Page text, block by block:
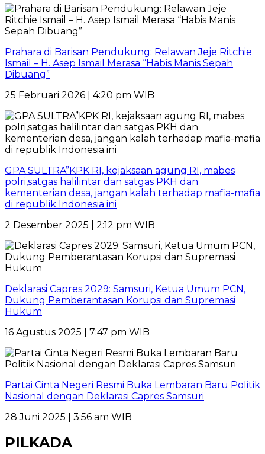
Prahara di Barisan Pendukung: Relawan Jeje Ritchie
Ismail – H. Asep Ismail Merasa “Habis Manis Sepah
Dibuang”
25 Februari 2026 | 4:20 pm WIB
GPA SULTRA”KPK RI, kejaksaan agung RI, mabes
polri,satgas halilintar dan satgas PKH dan
kementerian desa, jangan kalah terhadap mafia-mafia
di republik Indonesia ini
2 Desember 2025 | 2:12 pm WIB
Deklarasi Capres 2029: Samsuri, Ketua Umum PCN,
Dukung Pemberantasan Korupsi dan Supremasi
Hukum
16 Agustus 2025 | 7:47 pm WIB
Partai Cinta Negeri Resmi Buka Lembaran Baru Politik
Nasional dengan Deklarasi Capres Samsuri
28 Juni 2025 | 3:56 am WIB
PILKADA